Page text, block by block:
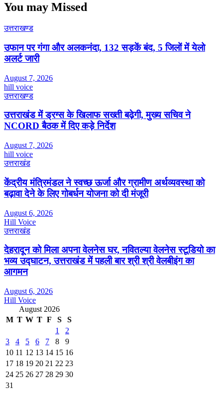
You may Missed
उत्तराखण्ड
उफान पर गंगा और अलकनंदा, 132 सड़कें बंद, 5 जिलों में येलो
अलर्ट जारी
August 7, 2026
hill voice
उत्तराखण्ड
उत्तराखंड में ड्रग्स के खिलाफ सख्ती बढ़ेगी, मुख्य सचिव ने
NCORD बैठक में दिए कड़े निर्देश
August 7, 2026
hill voice
उत्तराखंड
केंद्रीय मंत्रिमंडल ने स्वच्छ ऊर्जा और ग्रामीण अर्थव्यवस्था को
बढ़ावा देने के लिए गोबर्धन योजना को दी मंजूरी
August 6, 2026
Hill Voice
उत्तराखंड
देहरादून को मिला अपना वेलनेस घर, नवितल्या वेलनेस स्टूडियो का
भव्य उद्घाटन, उत्तराखंड में पहली बार श्री श्री वेलबीइंग का
आगमन
August 6, 2026
Hill Voice
August 2026
M T W T F S
S
1
2
3
4 5 6 7 8
9
10 11 12 13 14 15 16
17 18 19 20 21 22 23
24 25 26 27 28 29 30
31